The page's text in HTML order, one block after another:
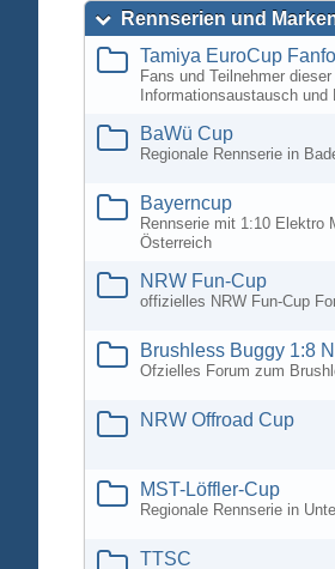
Rennserien und
Tamiya EuroCup
Fans und Teilnehmer
Informationsaustausch und
BaWü Cup
Regionale Rennserie in
Bayerncup
Rennserie mit 1:10 Elektro
Österreich
NRW Fun-Cup
offizielles NRW Fun-Cup
Brushless Buggy 1:8
Ofzielles Forum zum
NRW Offroad Cup
MST-Löffler-Cup
Regionale Rennserie in
TTSC